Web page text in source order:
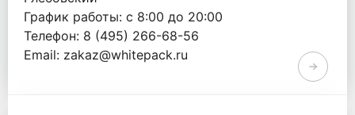
График работы: с 8:00 до 20:00
Телефон: 8 (495) 266-68-56
Email: zakaz@whitepack.ru